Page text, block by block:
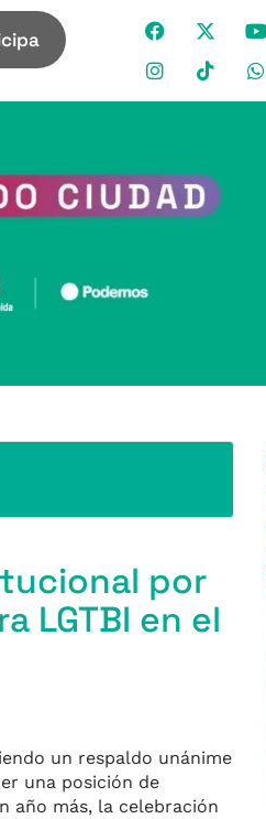
por
LGTBI en el
un respaldo unánime
una posición de
año más, la celebración